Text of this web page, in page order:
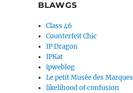
BLAWGS
Class 46
Counterfeit Chic
IP Dragon
IPKat
ipweblog
Le petit Musée des Marques
likelihood of confusion